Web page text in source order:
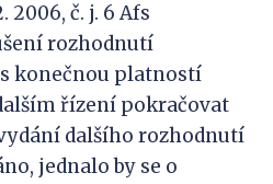
2006, č. j. 6 Afs
rozhodnutí
konečnou platností
řízení pokračovat
dalšího rozhodnutí
jednalo by se o